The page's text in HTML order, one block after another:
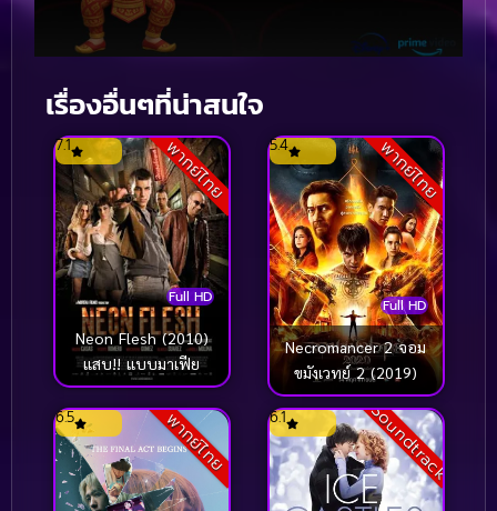
เรื่องอื่นๆที่น่าสนใจ
พากย์ไทย
Full HD
7.1
Neon Flesh (2010)
แสบ!! แบบมาเฟีย
พากย์ไทย
Full HD
5.4
Necromancer 2 จอม
ขมังเวทย์ 2 (2019)
พากย์ไทย
6.5 Soundtrack
6.1